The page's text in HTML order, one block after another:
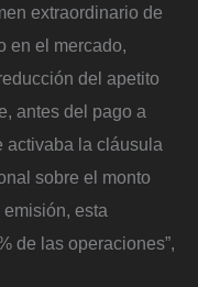
extraordinario de
en el mercado,
del apetito
antes del pago a
activaba la cláusula
sobre el monto
esta
de las operaciones”,